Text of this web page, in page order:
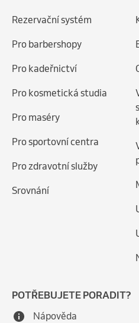
Rezervační systém
Pro barbershopy
Pro kadeřnictví
Pro kosmetická studia
Pro maséry
Pro sportovní centra
Pro zdravotní služby
Srovnání
POTŘEBUJETE PORADIT?
Nápověda